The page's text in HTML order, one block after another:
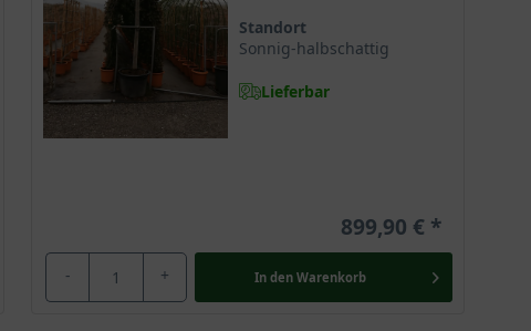
Standort
Sonnig-halbschattig
Lieferbar
899,90 €
- + In den Warenkorb